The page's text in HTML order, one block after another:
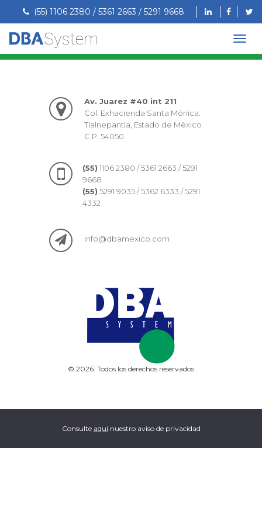
(55) 1106 2380 / 5361 2663 / 5291 9668
Av. Juarez #40 int 211
Col. Exhacienda Santa Mónica.
Tlalnepantla, Estado de México
C.P. 54050
(55) 1106 2380 / 5361 2663 / 5291
9668
(55) 5291 9035 / 5362 6333 / 5291
4332
info@dbamexico.com
© 2026. Todos los derechos reservados
Consulte aquínuestro aviso de privacidad